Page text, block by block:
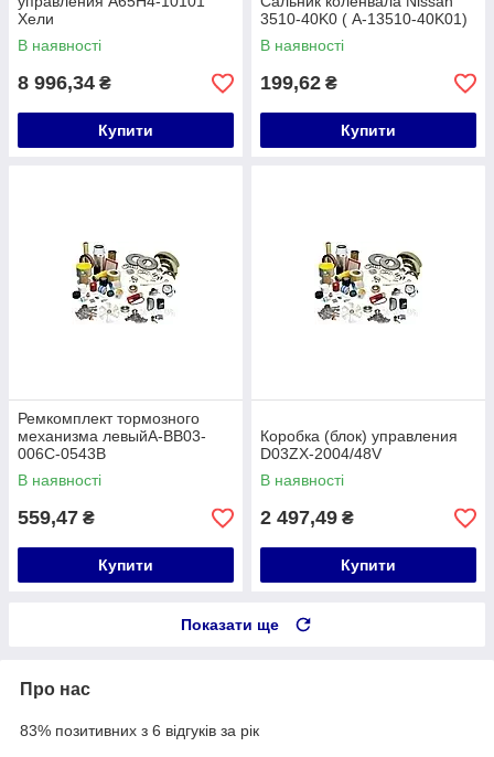
Хели
В наявності
8 996,34 ₴
Купити
3510-40K0 ( A-13510-40K01)
В наявності
199,62 ₴
Купити
Ремкомплект тормозного
механизма левыйA-BB03-
006C-0543B
В наявності
559,47 ₴
Купити
Коробка (блок) управления
D03ZX-2004/48V
В наявності
2 497,49 ₴
Купити
Показати ще
Про нас
83% позитивних з 6 відгуків за рік